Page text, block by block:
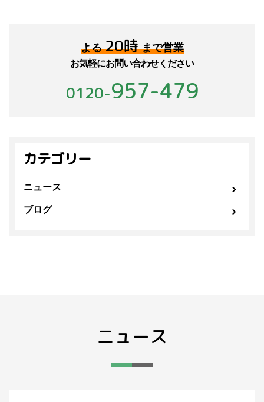
よる20時まで営業
お気軽にお問い合わせください
0120-957-479
カテゴリー
ニュース
ブログ
ニュース